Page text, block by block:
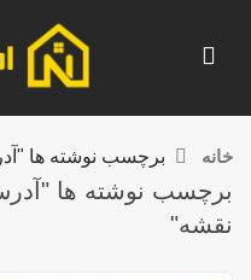
خانه برچسب نوشته ها
برچسب نوشته ها
نقشه"